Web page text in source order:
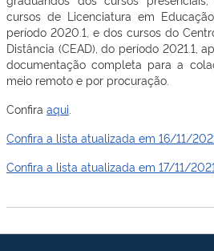
cursos de Licenciatura em
período 2020.1, e dos cursos do
Distância (CEAD), do período 2021.1,
documentação completa para a
meio remoto e por procuração.
Confira aqui
Confira a lista atualizada em 16/11/
Confira a lista atualizada em 17/11/2021